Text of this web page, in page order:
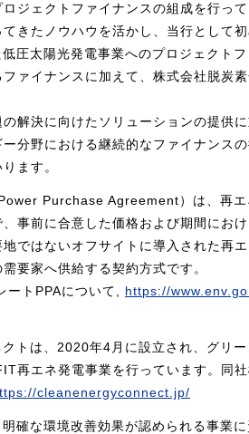
ジェクトファイナンスの組成を行っ
きたノウハウを活かし、当行として
圧太陽光発電事業へのプロジェクト
ァイナンスに加えて、株式会社脱炭
解決に向けたソリューションの提供
分野における継続的なファイナンスの
ます。
Purchase Agreement）は、再エ
事前に合意した価格および期間にお
ではないオフサイトに導入された再
要家へ供給する契約方式です。
ートPPAについて, https://
トは、2020年4月に設立され、グリー
再エネ発電事業を行っています。同
cleanenergyconnect.jp/
確な環境改善効果が認められる事業